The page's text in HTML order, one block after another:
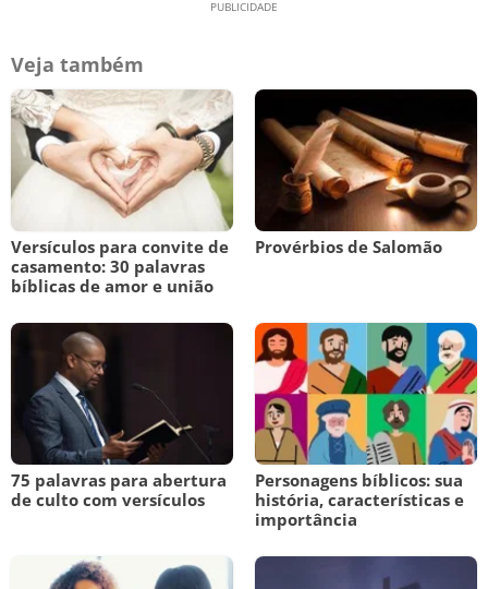
Veja também
Versículos para convite de
casamento: 30 palavras
bíblicas de amor e união
Provérbios de Salomão
75 palavras para abertura
de culto com versículos
Personagens bíblicos: sua
história, características e
importância